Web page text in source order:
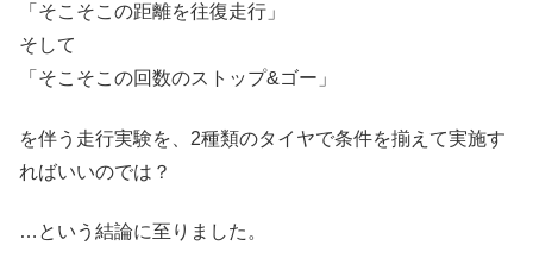
「そこそこの距離を往復走行」
そして
「そこそこの回数のストップ&ゴー」
を伴う走行実験を、2種類のタイヤで条件を揃えて実施す
ればいいのでは？
…という結論に至りました。